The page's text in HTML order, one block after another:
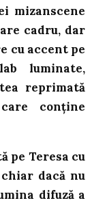
mizanscene
cadru, dar
cu accent pe
luminate,
reprimată
conține
pe Teresa cu
dacă nu
difuză a